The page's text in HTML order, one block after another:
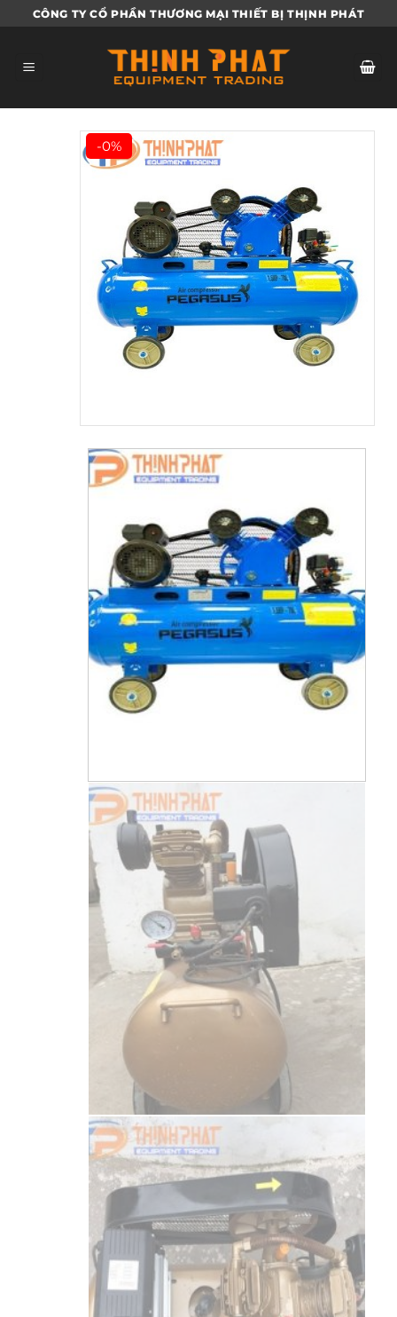
qua
dung
CÔNG TY CỔ PHẦN THƯƠNG MẠI THIẾT BỊ THỊNH PHÁT
-0%